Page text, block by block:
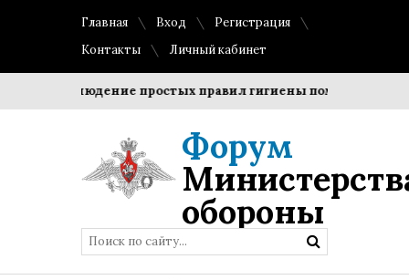
Главная Вход
Регистрация
Контакты
Личный кабинет
Соблюдение простых правил гигиены помогает
Форум
обороны